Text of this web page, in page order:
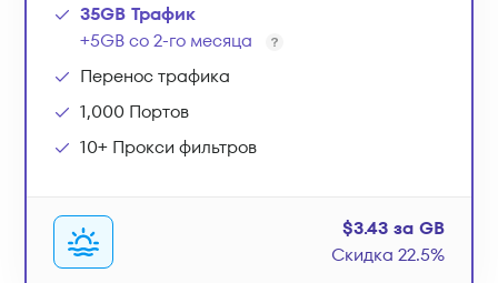
35GB Трафик
+5GB со 2-го месяца
Перенос трафика
1,000 Портов
10+ Прокси фильтров
$3.43 за GB
Скидка 22.5%